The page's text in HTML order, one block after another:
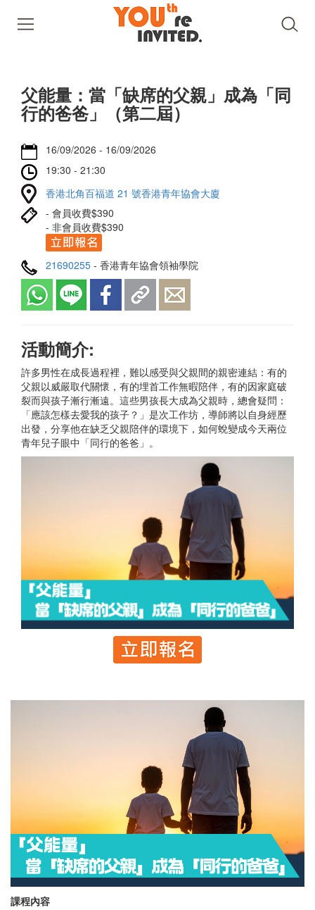
父能量：當「缺席的父親」成為「同
行的爸爸」（第二屆）
16/09/2026 - 16/09/2026
19:30 - 21:30
香港北角百福道 21 號香港青年協會大廈
- 會員收費$390
- 非會員收費$390
21690255 - 香港青年協會領袖學院
活動簡介:
許多男性在成長過程裡，難以感受與父親間的親密連結：有的
父親以威嚴取代關懷，有的埋首工作無暇陪伴，有的因家庭破
裂而與孩子漸行漸遠。這些男孩長大成為父親時，總會疑問：
「應該怎樣去愛我的孩子？」是次工作坊，導師將以自身經歷
出發，分享他在缺乏父親陪伴的環境下，如何蛻變成今天兩位
青年兒子眼中「同行的爸爸」。
課程內容